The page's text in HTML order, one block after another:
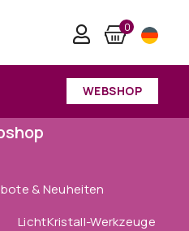
0
WEBSHOP
& Neuheiten
LichtKristall-Werkzeuge